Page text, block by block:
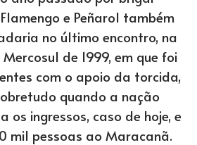
e Peñarol também
no último encontro, na
de 1999, em que foi
com o apoio da torcida,
quando a nação
os ingressos, caso de hoje, e
mil pessoas ao Maracanã.